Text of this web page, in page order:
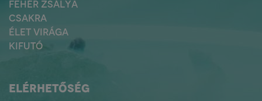
FEHÉR ZSÁLYA
CSAKRA
ÉLET VIRÁGA
KIFUTÓ
ELÉRHETŐSÉG